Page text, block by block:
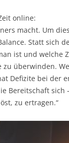
DAVID
online:
macht. Um
Statt sich
ist und welche
überwinden.
Defizite bei
Bereitschaft
zu ertragen.“